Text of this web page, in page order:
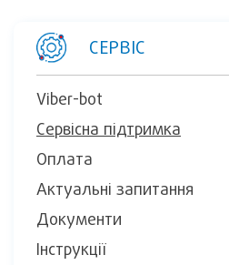
СЕРВІС
Viber-bot
Сервісна підтримка
Оплата
Актуальні запитання
Документи
Інструкції